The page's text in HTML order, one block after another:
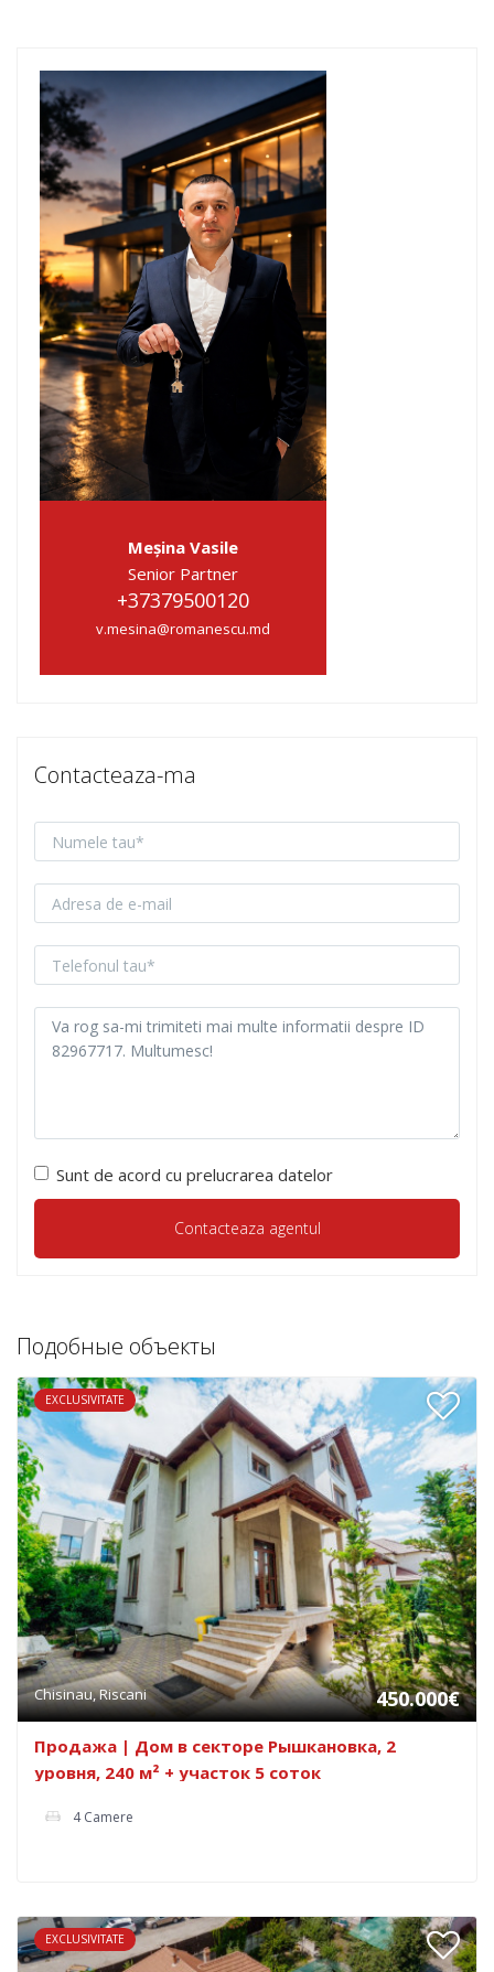
Meșina Vasile
Senior Partner
+37379500120
v.mesina@romanescu.md
Contacteaza-ma
Sunt de acord cu prelucrarea datelor
Подобные объекты
EXCLUSIVITATE
Chisinau, Riscani 450.000€
Продажа | Дом в секторе Рышкановка, 2
уровня, 240 м² + участок 5 соток
4 Camere
EXCLUSIVITATE